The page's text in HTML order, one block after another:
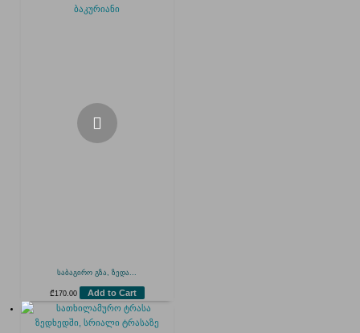
საბაგირო გზა, ზედა...
₾170.00 Add to Cart